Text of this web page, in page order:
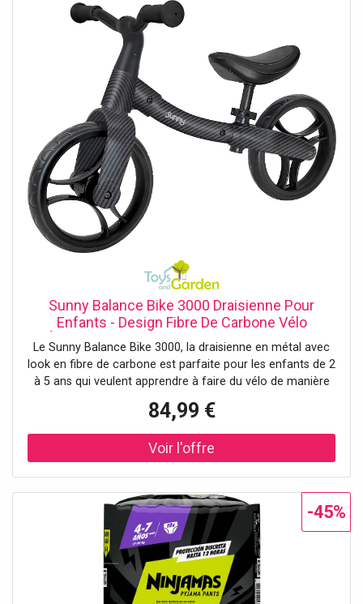
protection contre la pluie grâce à son traitement
déperlant durable. Enfin, cette veste est équipée de
plusieurs poches et de poignets élastiqués.Nos clients
nous disent que ce produit taille petit. Nous vous
conseillons donc de choisir une taille au-dessus de votre
taille habituelle.
Sunny Balance Bike 3000 Draisienne Pour
Enfants - Design Fibre De Carbone Vélo
D'Équilibre 2 Roues Trotteur Pour L'Intérieur Et
L'Extérieur Garçons/Filles, 2 À 5 Ans
Le Sunny Balance Bike 3000, la draisienne en métal avec
look en fibre de carbone est parfaite pour les enfants de 2
à 5 ans qui veulent apprendre à faire du vélo de manière
ludique. A ce stade, il est important pour eux d'exercer
leur équilibre, de prendre confiance en eux et de
développer leur motricité globale. La selle réglable grandit
avec eux, de sorte que votre enfant roule toujours
pour toutes les aventures. La construction métallique
légère permet à votre enfant de diriger la draisienne pour
bébé tout seul et d'explorer le monde en toute confiance !
Roues robustes et siège réglable pour des années de
plaisir La selle réglable à double injection permet à votre
enfant d'être toujours à l'aise, même lors de longues
84,99 €
-45%